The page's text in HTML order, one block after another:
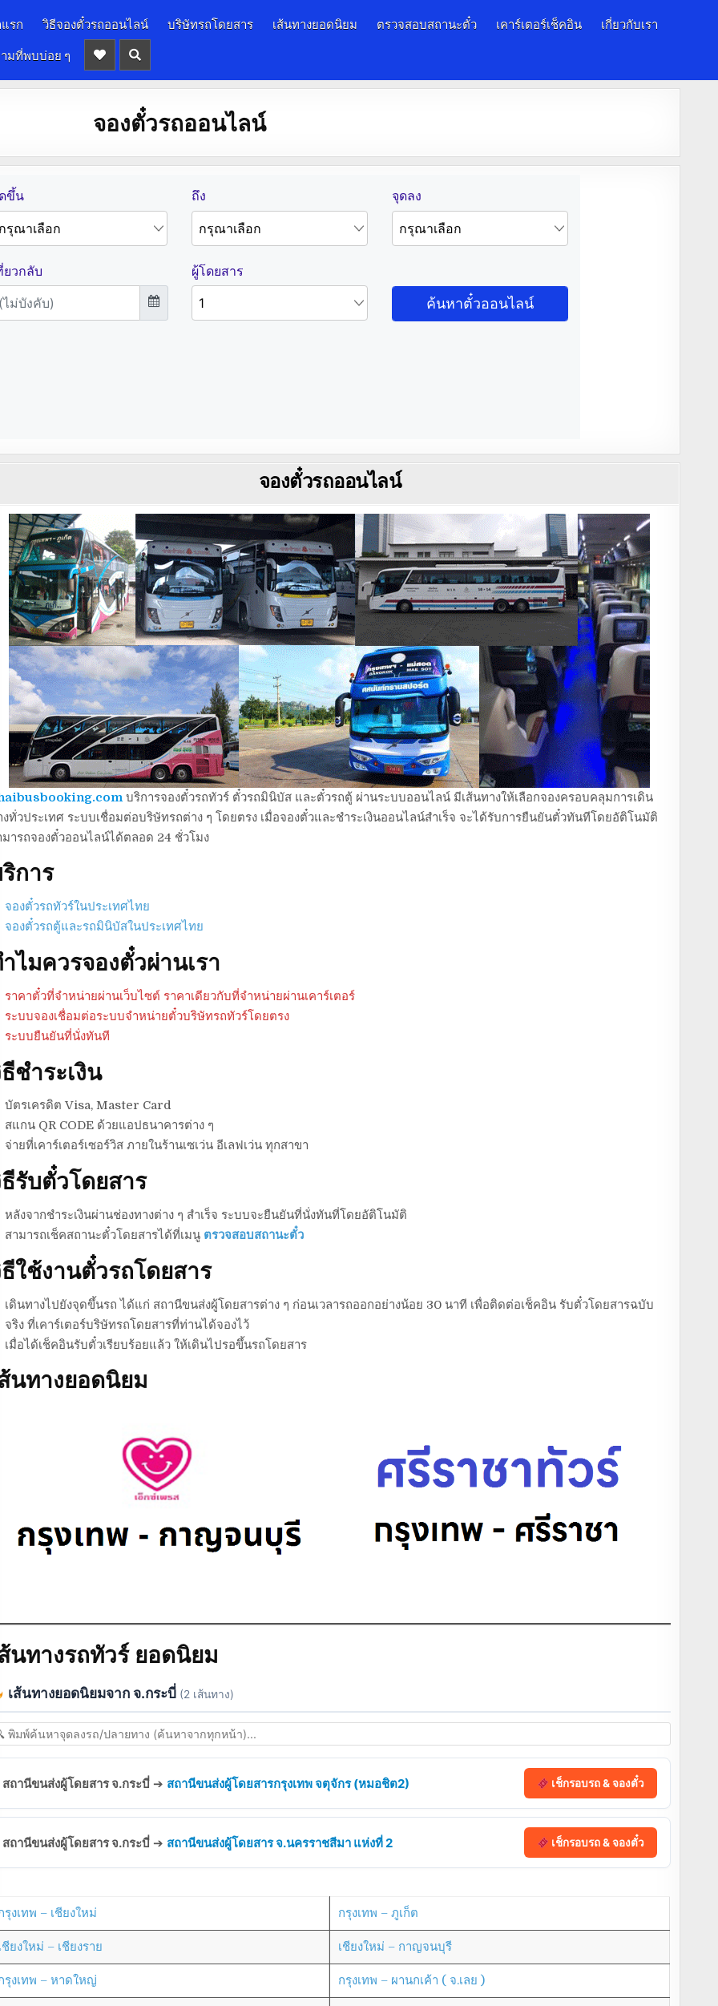
รก วิธีจองตั๋วรถออนไลน์ บริษัทรถโดยสาร เส้นทางยอดนิยม ตรวจสอบสถานะตั๋ว เคาร์เตอร์เช็คอิน
เกี่ยวกับเรา
มที่พบบ่อย ๆ
จองตั๋วรถออนไลน์
จองตั๋วรถออนไลน์
บริการจองตั๋วรถทัวร์ ตั๋วรถมินิบัส และตั๋วรถตู้ ผ่านระบบออนไลน์ มีเส้นทางให้เลือกจองครอบคลุมการเดิน
งทั่วประเทศ ระบบเชื่อมต่อบริษัทรถต่าง ๆ โดยตรง เมื่อจองตั๋วและชำระเงินออนไลน์สำเร็จ จะได้รับการยืนยันตั๋วทันทีโดยอัติโนมัติ
มารถจองตั๋วออนไลน์ได้ตลอด 24 ชั่วโมง
การ
จองตั๋วรถทัวร์ในประเทศไทย
จองตั๋วรถตู้และรถมินิบัสในประเทศไทย
ไมควรจองตั๋วผ่านเรา
ราคาตั๋วที่จำหน่ายผ่านเว็บไซต์ ราคาเดียวกับที่จำหน่ายผ่านเคาร์เตอร์
ระบบจองเชื่อมต่อระบบจำหน่ายตั๋วบริษัทรถทัวร์โดยตรง
ระบบยืนยันที่นั่งทันที
ชำระเงิน
บัตรเครดิต Visa, Master Card
สแกน QR CODE ด้วยแอปธนาคารต่าง ๆ
จ่ายที่เคาร์เตอร์เซอร์วิส ภายในร้านเซเว่น อีเลฟเว่น ทุกสาขา
รับตั๋วโดยสาร
หลังจากชำระเงินผ่านช่องทางต่าง ๆ สำเร็จ ระบบจะยืนยันที่นั่งทันที่โดยอัติโนมัติ
สามารถเช็คสถานะตั๋วโดยสารได้ที่เมนู ตรวจสอบสถานะตั๋ว
ใช้งานตั๋วรถโดยสาร
เดินทางไปยังจุดขึ้นรถ ได้แก่ สถานีขนส่งผู้โดยสารต่าง ๆ ก่อนเวลารถออกอย่างน้อย 30 นาที เพื่อติดต่อเช็คอิน รับตั๋วโดยสารฉบับ
จริง ที่เคาร์เตอร์บริษัทรถโดยสารที่ท่านได้จองไว้
เมื่อได้เช็คอินรับตั๋วเรียบร้อยแล้ว ให้เดินไปรอขึ้นรถโดยสาร
นทางยอดนิยม
นทางรถทัวร์ ยอดนิยม
เส้นทางยอดนิยมจาก จ.กระบี่ (2 เส้นทาง)
สถานีขนส่งผู้โดยสาร จ.กระบี่➔ สถานีขนส่งผู้โดยสารกรุงเทพ จตุจักร (หมอชิต2) เช็กรอบรถ & จองตั๋ว
สถานีขนส่งผู้โดยสาร จ.กระบี่➔ สถานีขนส่งผู้โดยสาร จ.นครราชสีมา แห่งที่ 2 เช็กรอบรถ & จองตั๋ว
รุงเทพ – เชียงใหม่
ชียงใหม่ – เชียงราย
รุงเทพ – หาดใหญ่
กรุงเทพ – ภูเก็ต
เชียงใหม่ – กาญจนบุรี
กรุงเทพ – ผานกเค้า ( จ.เลย )